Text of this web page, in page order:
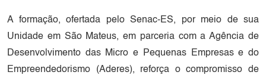
A formação, ofertada pelo Senac-ES, por meio de sua
Unidade em São Mateus, em parceria com a Agência de
Desenvolvimento das Micro e Pequenas Empresas e do
Empreendedorismo (Aderes), reforça o compromisso de